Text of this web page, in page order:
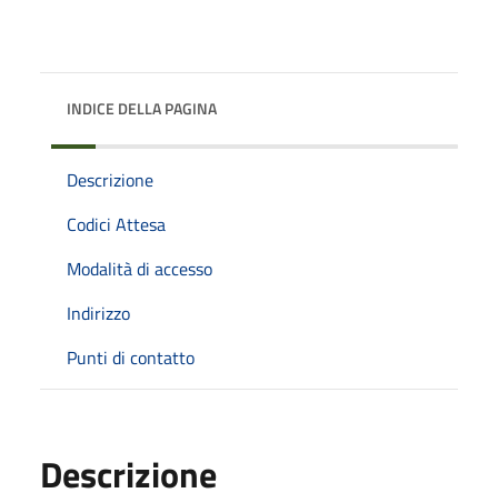
INDICE DELLA PAGINA
Descrizione
Codici Attesa
Modalità di accesso
Indirizzo
Punti di contatto
Descrizione